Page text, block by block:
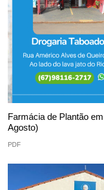
Farmácia de Plantão
Agosto)
PDF